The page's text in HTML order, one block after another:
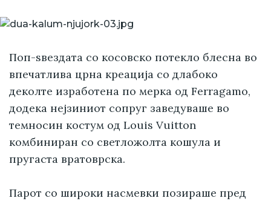
Поп-ѕвездата со косовско потекло блесна во
впечатлива црна креација со длабоко
деколте изработена по мерка од Ferragamo,
додека нејзиниот сопруг заведуваше во
темносин костум од Louis Vuitton
комбиниран со светложолта кошула и
пругаста вратоврска.
Парот со широки насмевки позираше пред